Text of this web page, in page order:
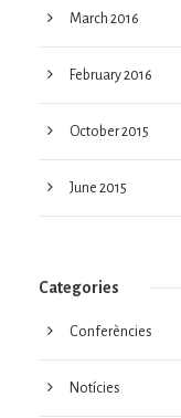
March 2016
February 2016
October 2015
June 2015
Categories
Conferències
Notícies